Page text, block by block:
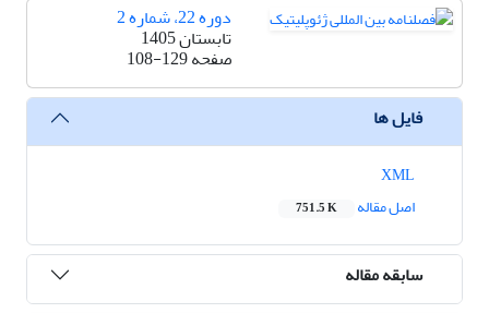
دوره 22، شماره 2
تابستان 1405
صفحه108-129
فایل ها
اصل مقاله
751.5 K
سابقه مقاله